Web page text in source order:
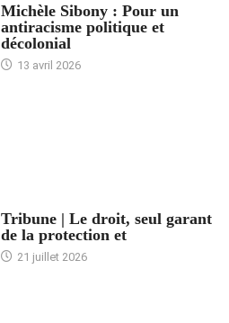
Michèle Sibony : Pour un
antiracisme politique et
décolonial
13 avril 2026
Tribune | Le droit, seul garant
de la protection et
21 juillet 2026